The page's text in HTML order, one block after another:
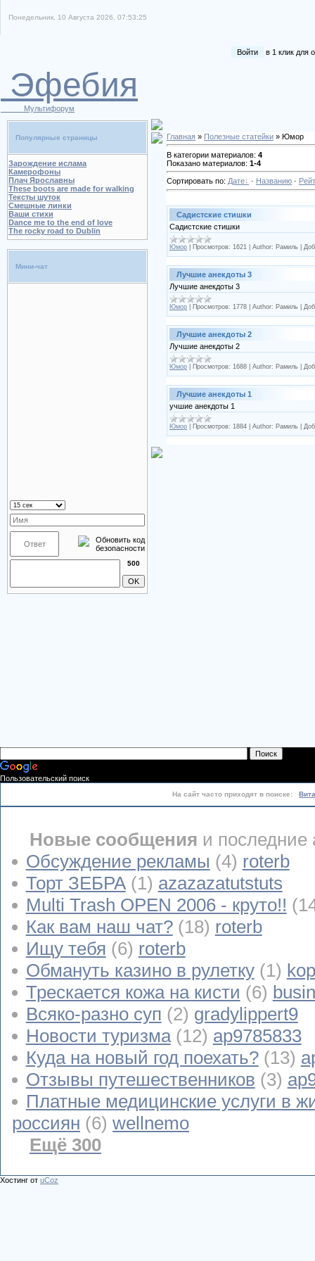
Понедельник, 10 Августа 2026, 07:53:25
Войти в 1 клик для
Эфебия
Мультифорум
Популярные страницы
Зарождение ислама
Камерофоны
Плач Ярославны
These boots are made for walking
Тексты шуток
Смешные линки
Ваши стихи
Dance me to the end of love
The rocky road to Dublin
Мини-чат
500
Главная » Полезные статейки » Юмор
В категории материалов: 4
Показано материалов: 1-4
Сортировать по: Дате · Названию ·
Садистские стишки
Садистские стишки
Юмор Просмотров: 1621 Author: Рамиль
Лучшие анекдоты 3
Лучшие анекдоты 3
Юмор Просмотров: 1778 Author: Рамиль
Лучшие анекдоты 2
Лучшие анекдоты 2
Юмор Просмотров: 1688 Author: Рамиль
Лучшие анекдоты 1
учшие анекдоты 1
Юмор Просмотров: 1884 Author: Рамиль
Пользовательский поиск
На сайт часто приходят в поиске:
Новые сообщения и последние
Обсуждение рекламы (4) roterb
Торт ЗЕБРА (1) azazazatutstuts
Multi Trash OPEN 2006 - круто!!
Как вам наш чат? (18) roterb
Ищу тебя (6) roterb
Обмануть казино в рулетку (1)
Трескается кожа на кисти (6)
Всяко-разно суп (2) gradylippert9
Новости туризма (12) ap9785833
Куда на новый год поехать? (13)
Отзывы путешественников (3)
Платные медицинские услуги в
россиян (6) wellnemo
Ещё 300
Хостинг от uCoz